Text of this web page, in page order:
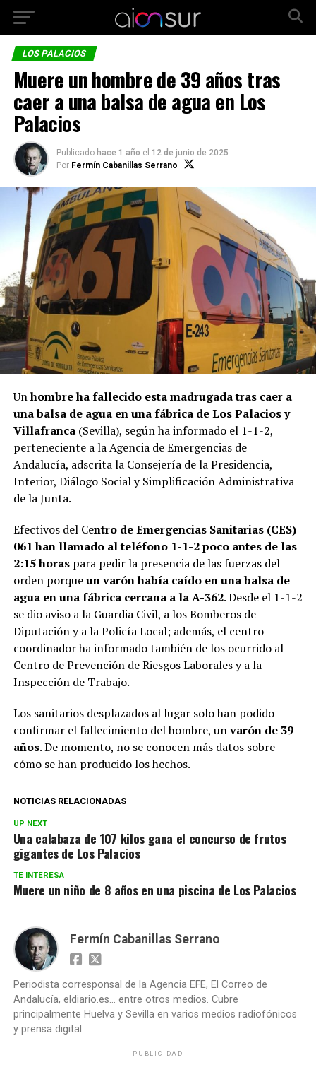
LOS PALACIOS
Muere un hombre de 39 años tras
caer a una balsa de agua en Los
Palacios
Publicado hace 1 año el 12 de junio de 2025
Por Fermín Cabanillas Serrano
Unhombre ha fallecido esta madrugada tras caer a
una balsa de agua en una fábrica de Los Palacios y
Villafranca(Sevilla), según ha informado el 1-1-2,
perteneciente a la Agencia de Emergencias de
Andalucía, adscrita la Consejería de la Presidencia,
Interior, Diálogo Social y Simplificación Administrativa
de la Junta.
Efectivos del Centro de Emergencias Sanitarias (CES)
061 han llamado al teléfono 1-1-2 poco antes de las
2:15 horas para pedir la presencia de las fuerzas del
orden porqueun varón había caído en una balsa de
agua en una fábrica cercana a la A-362. Desde el 1-1-2
se dio aviso a la Guardia Civil, a los Bomberos de
Diputación y a la Policía Local; además, el centro
coordinador ha informado también de los ocurrido al
Centro de Prevención de Riesgos Laborales y a la
Inspección de Trabajo.
Los sanitarios desplazados al lugar solo han podido
confirmar el fallecimiento del hombre, unvarón de 39
años. De momento, no se conocen más datos sobre
cómo se han producido los hechos.
NOTICIAS RELACIONADAS
UP NEXT
Una calabaza de 107 kilos gana el concurso de frutos
gigantes de Los Palacios
TE INTERESA
Muere un niño de 8 años en una piscina de Los Palacios
Fermín Cabanillas Serrano
Periodista corresponsal de la Agencia EFE, El Correo de
Andalucía, eldiario.es... entre otros medios. Cubre
principalmente Huelva y Sevilla en varios medios radiofónicos
y prensa digital.
PUBLICIDAD